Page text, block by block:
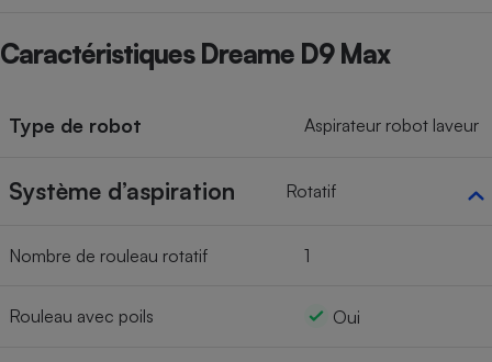
Caractéristiques Dreame D9 Max
Type de robot Aspirateur robot laveur
Système d’aspiration Rotatif
Nombre de rouleau rotatif 1
Rouleau avec poils Oui